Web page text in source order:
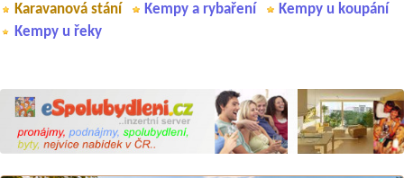
Karavanová stání
Kempy a rybaření
Kempy u koupání
Kempy u řeky